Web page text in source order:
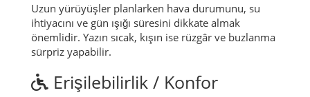
Uzun yürüyüşler planlarken hava durumunu, su
ihtiyacını ve gün ışığı süresini dikkate almak
önemlidir. Yazın sıcak, kışın ise rüzgâr ve buzlanma
sürpriz yapabilir.
Erişilebilirlik / Konfor